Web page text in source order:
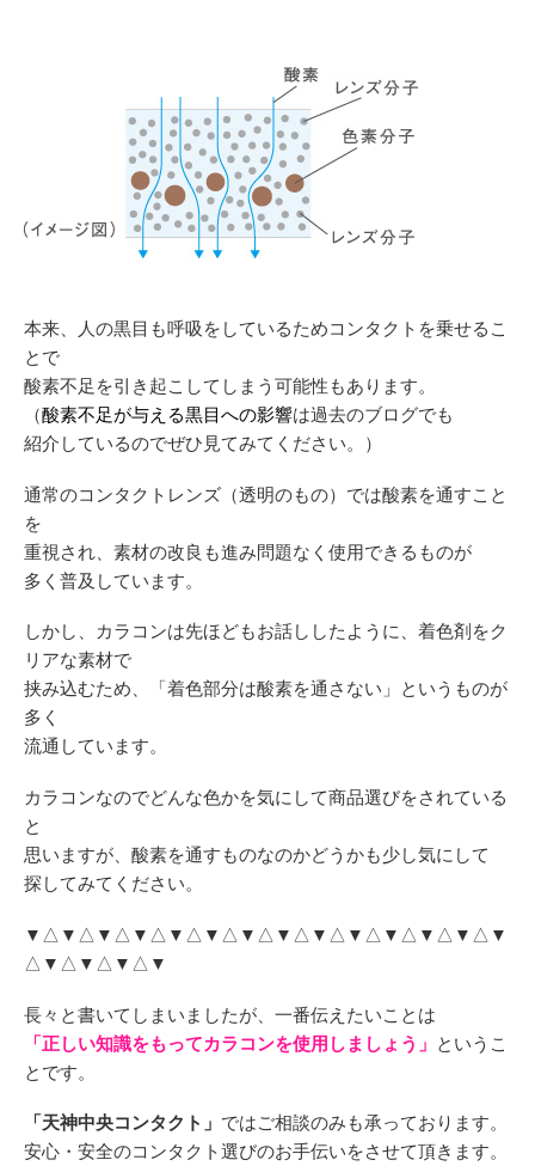
本来、人の黒目も呼吸をしているためコンタクトを乗せるこ
とで
酸素不足を引き起こしてしまう可能性もあります。
（酸素不足が与える黒目への影響は過去のブログでも
紹介しているのでぜひ見てみてください。）
通常のコンタクトレンズ（透明のもの）では酸素を通すこと
を
重視され、素材の改良も進み問題なく使用できるものが
多く普及しています。
しかし、カラコンは先ほどもお話ししたように、着色剤をク
リアな素材で
挟み込むため、「着色部分は酸素を通さない」というものが
多く
流通しています。
カラコンなのでどんな色かを気にして商品選びをされている
と
思いますが、酸素を通すものなのかどうかも少し気にして
探してみてください。
▼△▼△▼△▼△▼△▼△▼△▼△▼△▼△▼△▼△▼△▼
△▼△▼△▼△▼
長々と書いてしまいましたが、一番伝えたいことは
「正しい知識をもってカラコンを使用しましょう」 というこ
とです。
「天神中央コンタクト」 ではご相談のみも承っております。
安心・安全のコンタクト選びのお手伝いをさせて頂きます。